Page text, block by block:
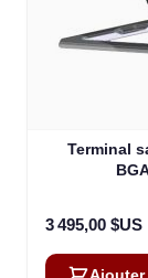
Terminal
3 495,00 $US